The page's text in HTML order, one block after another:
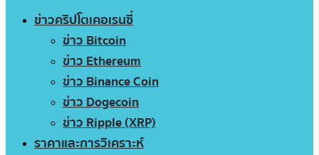
ข่าวคริปโตเคอเรนซี่
ข่าว Bitcoin
ข่าว Ethereum
ข่าว Binance Coin
ข่าว Dogecoin
ข่าว Ripple (XRP)
ราคาและการวิเคราะห์